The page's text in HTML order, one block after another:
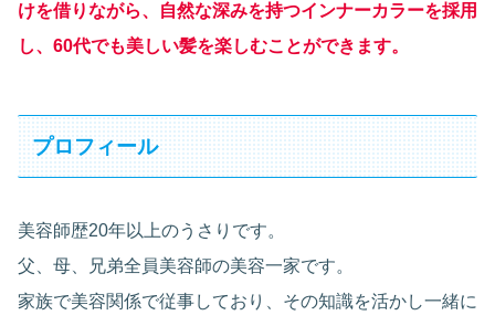
けを借りながら、自然な深みを持つインナーカラーを採用
し、60代でも美しい髪を楽しむことができます。
プロフィール
美容師歴20年以上のうさりです。
父、母、兄弟全員美容師の美容一家です。
家族で美容関係で従事しており、その知識を活かし一緒に